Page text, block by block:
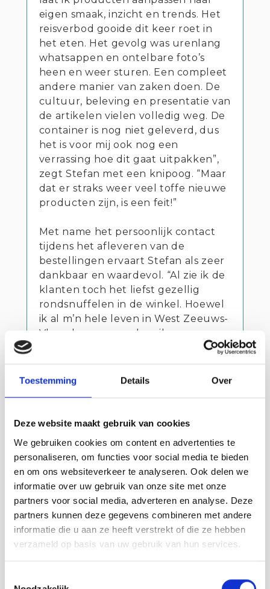
Toestemming Details Over
Deze website maakt gebruik van cookies
We gebruiken cookies om content en advertenties te
personaliseren, om functies voor social media te bieden
en om ons websiteverkeer te analyseren. Ook delen we
informatie over uw gebruik van onze site met onze
partners voor social media, adverteren en analyse. Deze
partners kunnen deze gegevens combineren met andere
informatie die u aan ze heeft verstrekt of die ze hebben
verzameld op basis van uw gebruik van hun services.
eigen smaak, inzicht en trends. Het
reisverbod gooide dit keer roet in
het eten. Het gevolg was urenlang
whatsappen en ontelbare foto’s
heen en weer sturen. Een compleet
andere manier van zaken doen. De
cultuur, beleving en presentatie van
de artikelen vielen volledig weg. De
container is nog niet geleverd, dus
het is voor mij ook nog een
verrassing hoe dit gaat uitpakken”,
zegt Stefan met een knipoog. “Maar
dat er straks weer veel toffe nieuwe
producten zijn, is een feit!”
Met name het persoonlijk contact
tijdens het afleveren van de
bestellingen ervaart Stefan als zeer
dankbaar en waardevol. “Al zie ik de
klanten toch het liefst gezellig
rondsnuffelen in de winkel. Hoewel
ik al m’n hele leven in West Zeeuws-
Vlaanderen woon, ben ik nu op
plekken geweest die ik eigenlijk niet
kende. Leuk dat mijn eigen streek
me nog zó kan verrassen!”
Zus & Zo
Burg H A Callenfelsstr 2 OOSTBURG
0117-452444
Bezoek website
info@zus-en-zo.nl
Anderen bekeken ook: